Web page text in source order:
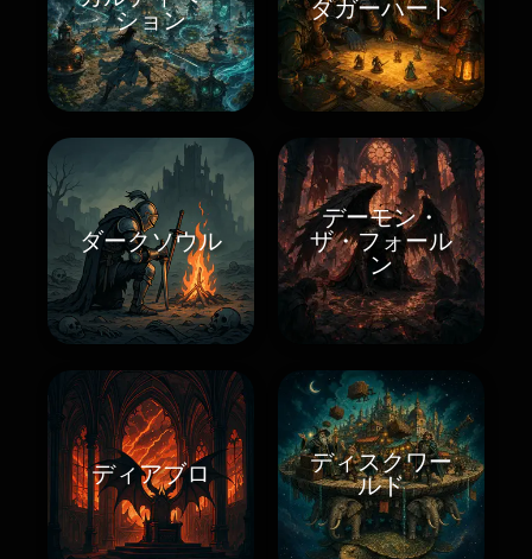
ション
ダガーハート
ダークソウル
デーモン・
ザ・フォール
ン
ディアブロ
ディスクワー
ルド